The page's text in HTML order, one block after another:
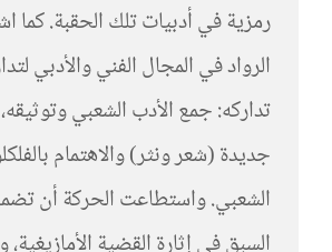
رمزية في أدبيات تلك الحقبة. كما
الرواد في المجال الفني والأدبي
تداركه: جمع الأدب الشعبي
جديدة (شعر ونثر) والاهتمام
الشعبي. واستطاعت الحركة أن